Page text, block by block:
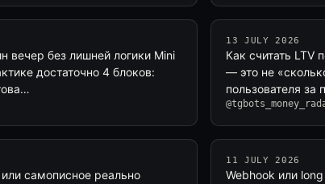
вечер без лишней логики Mini
достаточно 4 блоков:
13 JULY 2026
Как считать LTV
— это не
пользователя
самописное реально
11 JULY 2026
Webhook или